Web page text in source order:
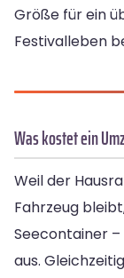
Größe für ein
Festivalleben
Was kostet ein
Weil der
Fahrzeug
Seecontainer –
aus.